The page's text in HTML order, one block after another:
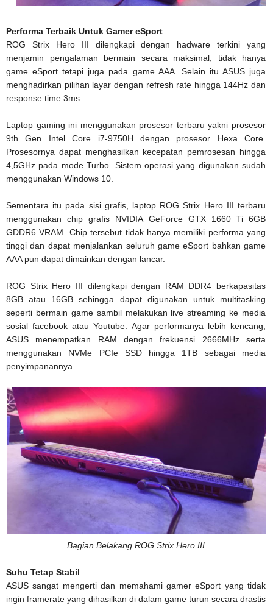
Performa Terbaik Untuk Gamer eSport
ROG Strix Hero III dilengkapi dengan hadware terkini yang
menjamin pengalaman bermain secara maksimal, tidak hanya
game eSport tetapi juga pada game AAA. Selain itu ASUS juga
menghadirkan pilihan layar dengan refresh rate hingga 144Hz dan
response time 3ms.
Laptop gaming ini menggunakan prosesor terbaru yakni prosesor
9th Gen Intel Core i7-9750H dengan prosesor Hexa Core.
Prosesornya dapat menghasilkan kecepatan pemrosesan hingga
4,5GHz pada mode Turbo. Sistem operasi yang digunakan sudah
menggunakan Windows 10.
Sementara itu pada sisi grafis, laptop ROG Strix Hero III terbaru
menggunakan chip grafis NVIDIA GeForce GTX 1660 Ti 6GB
GDDR6 VRAM. Chip tersebut tidak hanya memiliki performa yang
tinggi dan dapat menjalankan seluruh game eSport bahkan game
AAA pun dapat dimainkan dengan lancar.
ROG Strix Hero III dilengkapi dengan RAM DDR4 berkapasitas
8GB atau 16GB sehingga dapat digunakan untuk multitasking
seperti bermain game sambil melakukan live streaming ke media
sosial facebook atau Youtube. Agar performanya lebih kencang,
ASUS menempatkan RAM dengan frekuensi 2666MHz serta
menggunakan NVMe PCIe SSD hingga 1TB sebagai media
penyimpanannya.
Bagian Belakang ROG Strix Hero III
Suhu Tetap Stabil
ASUS sangat mengerti dan memahami gamer eSport yang tidak
ingin framerate yang dihasilkan di dalam game turun secara drastis